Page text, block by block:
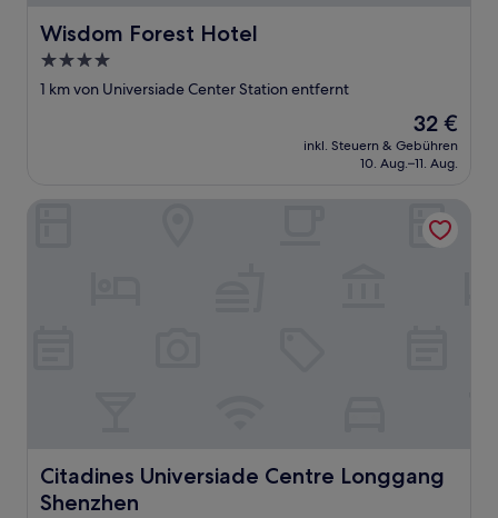
Wisdom Forest Hotel
Wisdom Forest Hotel
4.0-
Sterne-
1 km von Universiade Center Station entfernt
Der
Preis
beträgt
32 €
inkl. Steuern & Gebühren
10. Aug.–11. Aug.
Citadines Universiade Centre Longgang
Shenzhen
Citadines Universiade Centre Longgang Shenzhen